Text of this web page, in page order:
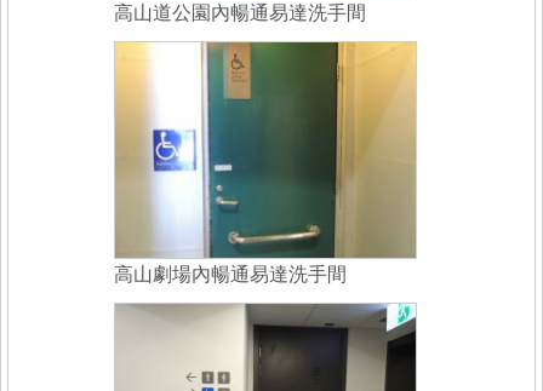
高山道公園內暢通易達洗手間
高山劇場內暢通易達洗手間